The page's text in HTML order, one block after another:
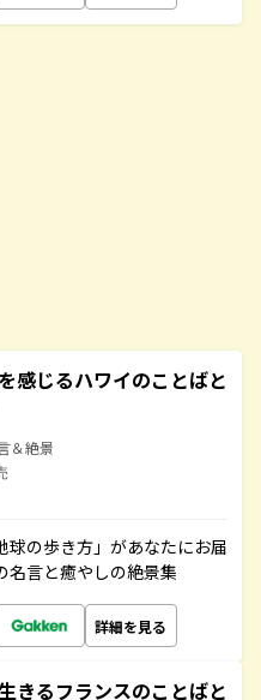
感じるハワイのことばと
＆絶景
の歩き方」があなたにお届
名言と癒やしの絶景集
詳細を見る
きるフランスのことばと